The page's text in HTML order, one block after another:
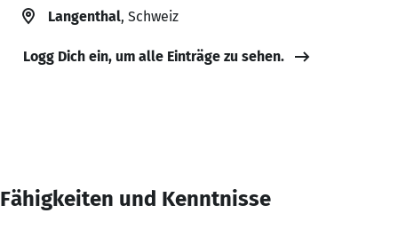
Langenthal, Schweiz
Logg Dich ein, um alle Einträge zu sehen.
Fähigkeiten und Kenntnisse